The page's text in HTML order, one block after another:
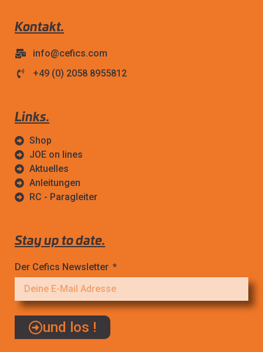
Kontakt.
info@cefics.com
+49 (0) 2058 8955812
Links.
Shop
JOE on lines
Aktuelles
Anleitungen
RC - Paragleiter
Stay up to date.
Der Cefics Newsletter
und los !